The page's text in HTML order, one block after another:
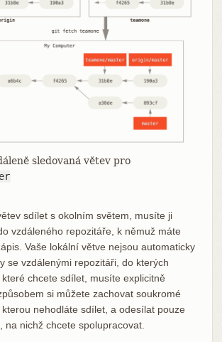
sledovaná větev pro
sdílet s okolním světem, musíte ji
vzdáleného repozitáře, k němuž máte
Vaše lokální větve nejsou automaticky
se vzdálenými repozitáři, do kterých
chcete sdílet, musíte explicitně
si můžete zachovat soukromé
nehodláte sdílet, a odesílat pouze
na nichž chcete spolupracovat.